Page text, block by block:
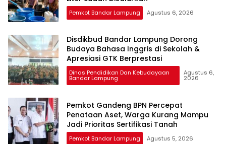
Pemkot Bandar Lampung Agustus 6, 2026
Disdikbud Bandar Lampung Dorong
Budaya Bahasa Inggris di Sekolah &
Apresiasi GTK Berprestasi
Dinas Pendidikan Dan Kebudayaan
Bandar Lampung
Agustus 6,
2026
Pemkot Gandeng BPN Percepat
Penataan Aset, Warga Kurang Mampu
Jadi Prioritas Sertifikasi Tanah
Pemkot Bandar Lampung Agustus 5, 2026